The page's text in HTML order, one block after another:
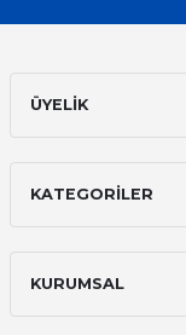
Ali Bilge Ertan | 11/09/2025
ÜYELİK
KATEGORİLER
KURUMSAL